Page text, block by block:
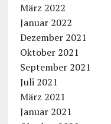
März 2022
Januar 2022
Dezember 2021
Oktober 2021
September 2021
Juli 2021
März 2021
Januar 2021